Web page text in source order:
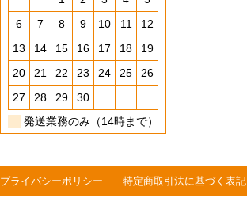
6
7 8 9 10 11
12
13
14 15 16 17 18
19
20
21 22 23 24 25
26
27
28 29
30
発送業務のみ（14時まで）
プライバシーポリシー 特定商取引法に基づく表記